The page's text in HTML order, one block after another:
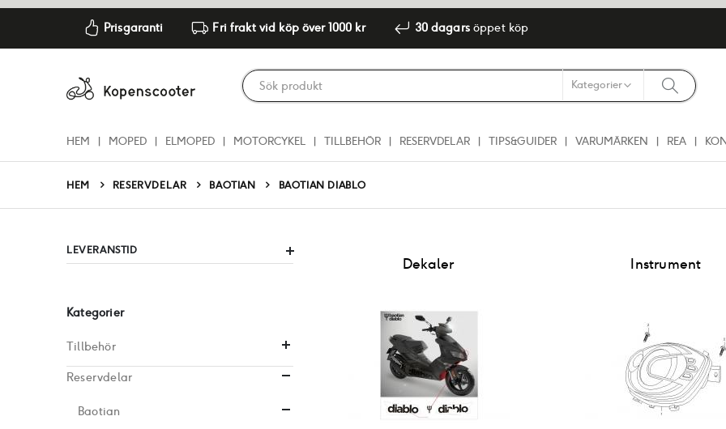
Prisgaranti Fri frakt vid köp över 1000 kr 30 dagarsöppet köp
HEM MOPED ELMOPED MOTORCYKEL TILLBEHÖR RESERVDELAR TIPS&GUIDER VARUMÄRKEN REA
HEM RESERVDELAR BAOTIAN BAOTIAN DIABLO
Dekaler Instrument
LEVERANSTID
Kategorier
Tillbehör
Reservdelar
Baotian